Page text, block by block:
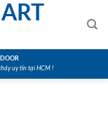
uy tín tại HCM !